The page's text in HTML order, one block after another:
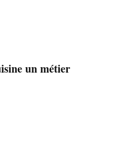
un métier